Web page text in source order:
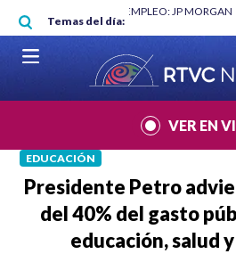
Pasar al contenido principal
Temas del día:
"HABLAR NO ES UN CRIMEN":
VER EN
EDUCACIÓN
Presidente Petro
del 40% del gasto
educación, salud